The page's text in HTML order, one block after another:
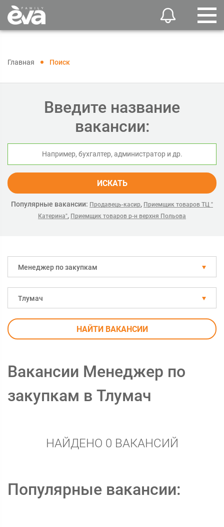
Главная Поиск
Введите название
вакансии:
ИСКАТЬ
Популярные вакансии: Продавець-касир, Приемщик товаров ТЦ "
Катерина", Приемщик товаров р-н верхня Польова
Менеджер по закупкам
Тлумач
НАЙТИ ВАКАНСИИ
Вакансии Менеджер по
закупкам в Тлумач
НАЙДЕНО 0 ВАКАНСИЙ
Популярные вакансии: